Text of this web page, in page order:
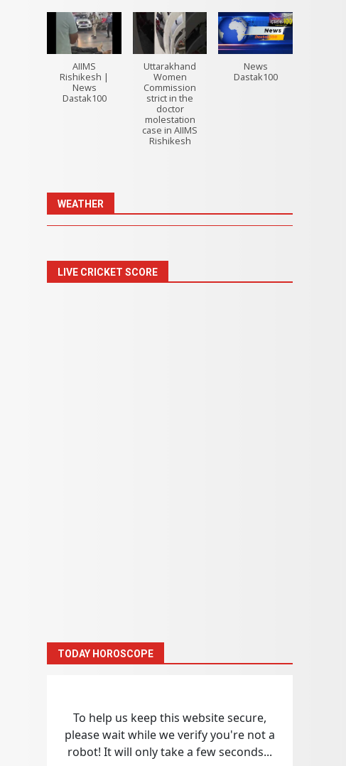
AIIMS
Rishikesh |
News
Dastak100
Uttarakhand
Women
Commission
strict in the
doctor
molestation
case in AIIMS
Rishikesh
News
Dastak100
WEATHER
LIVE CRICKET SCORE
TODAY HOROSCOPE